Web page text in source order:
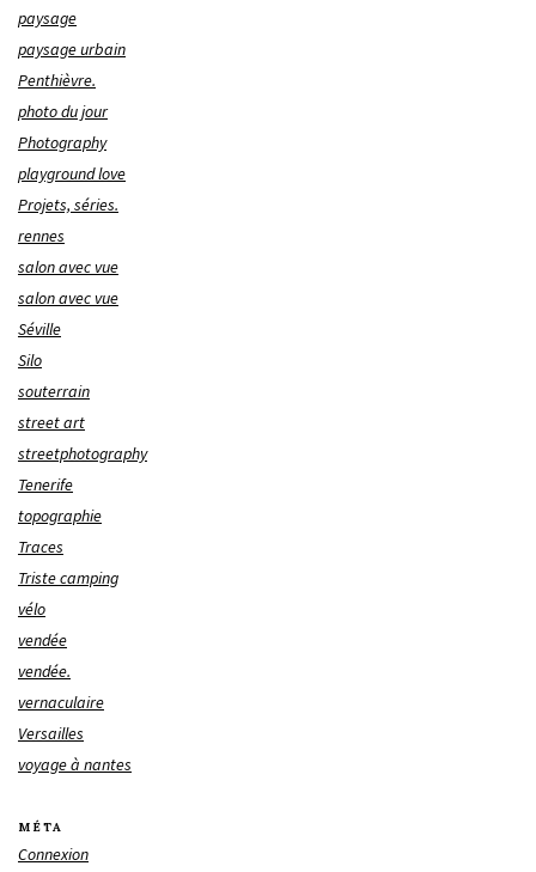
paysage
paysage urbain
Penthièvre.
photo du jour
Photography
playground love
Projets, séries.
rennes
salon avec vue
salon avec vue
Séville
Silo
souterrain
street art
streetphotography
Tenerife
topographie
Traces
Triste camping
vélo
vendée
vendée.
vernaculaire
Versailles
voyage à nantes
MÉTA
Connexion